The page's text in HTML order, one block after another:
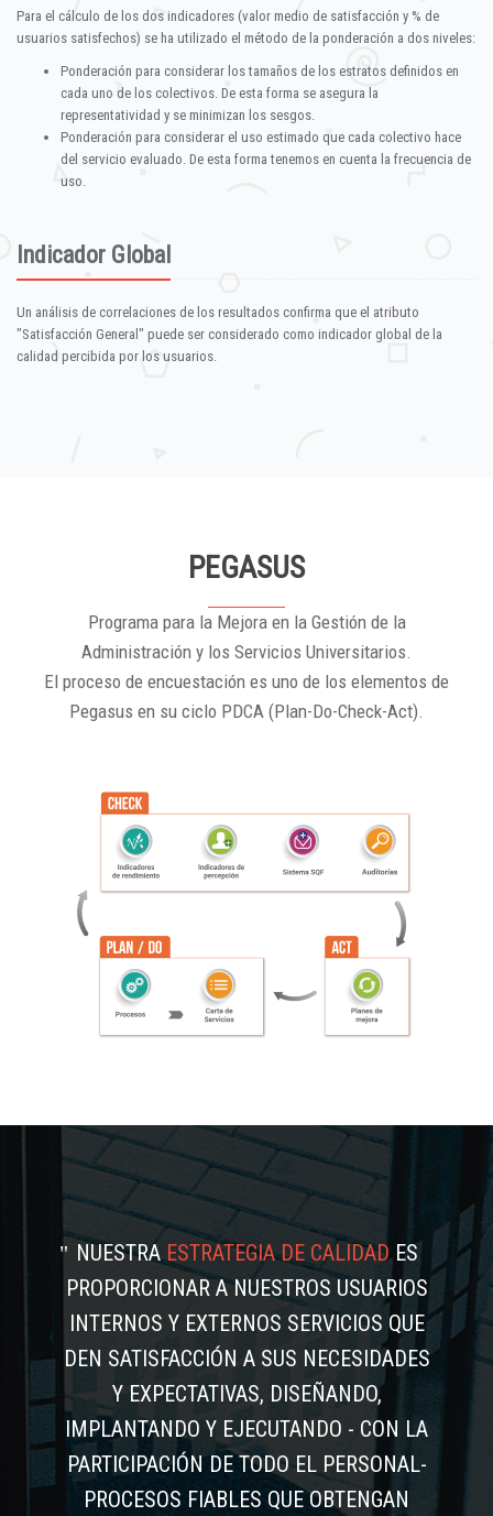
Para el cálculo de los dos indicadores (valor medio de satisfacción y % de
usuarios satisfechos) se ha utilizado el método de la ponderación a dos niveles:
Ponderación para considerar los tamaños de los estratos definidos en
cada uno de los colectivos. De esta forma se asegura la
representatividad y se minimizan los sesgos.
Ponderación para considerar el uso estimado que cada colectivo hace
del servicio evaluado. De esta forma tenemos en cuenta la frecuencia de
uso.
Indicador Global
Un análisis de correlaciones de los resultados confirma que el atributo
"Satisfacción General" puede ser considerado como indicador global de la
calidad percibida por los usuarios.
PEGASUS
Programa para la Mejora en la Gestión de la
Administración y los Servicios Universitarios.
El proceso de encuestación es uno de los elementos de
Pegasus en su ciclo PDCA (Plan-Do-Check-Act).
NUESTRAESTRATEGIA DE CALIDADES
PROPORCIONAR A NUESTROS USUARIOS
INTERNOS Y EXTERNOS SERVICIOS QUE
DEN SATISFACCIÓN A SUS NECESIDADES
Y EXPECTATIVAS, DISEÑANDO,
IMPLANTANDO Y EJECUTANDO - CON LA
PARTICIPACIÓN DE TODO EL PERSONAL-
PROCESOS FIABLES QUE OBTENGAN